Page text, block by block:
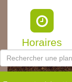
Horaires